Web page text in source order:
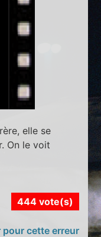
elle se
On le voit
444 vote(s)
pour cette erreur